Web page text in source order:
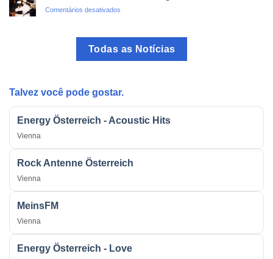
Tradicional
Comentários desativados
Arma
Estratégica
Todas as Notícias
Talvez você pode gostar.
Energy Österreich - Acoustic Hits
Vienna
Rock Antenne Österreich
Vienna
MeinsFM
Vienna
Energy Österreich - Love